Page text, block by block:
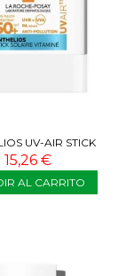
UV-AIR STICK
SPF50+
15,26 €
AL CARRITO